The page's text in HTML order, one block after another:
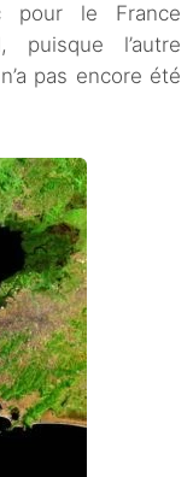
pour le France
l’autre
pas encore été